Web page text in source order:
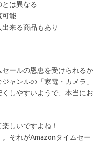
とは異なる
可能
来る商品もあり
ールの恩恵を受けられるか
ャンルの「家電・カメラ」
しやすいようで、本当にお
しいですよね！
それがAmazonタイムセー